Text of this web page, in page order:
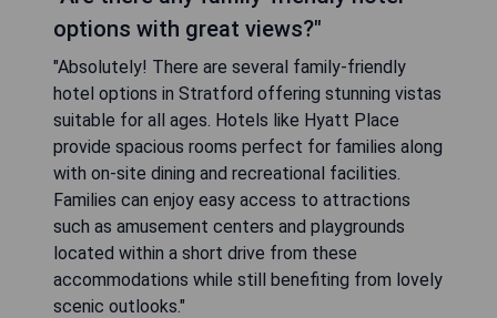
options with great views?"
"Absolutely! There are several family-friendly
hotel options in Stratford offering stunning vistas
suitable for all ages. Hotels like Hyatt Place
provide spacious rooms perfect for families along
with on-site dining and recreational facilities.
Families can enjoy easy access to attractions
such as amusement centers and playgrounds
located within a short drive from these
accommodations while still benefiting from lovely
scenic outlooks."